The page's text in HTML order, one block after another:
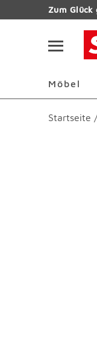
Zum Hauptinhalt
Zum Glück
Möbel
Startseite /